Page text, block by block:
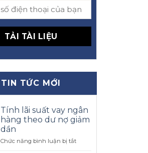
TIN TỨC MỚI
Tính lãi suất vay ngân
hàng theo dư nợ giảm
dần
Chức năng bình luận bị tắtở